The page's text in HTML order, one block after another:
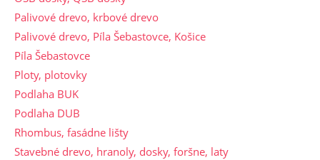
Palivové drevo, krbové drevo
Palivové drevo, Píla Šebastovce, Košice
Píla Šebastovce
Ploty, plotovky
Podlaha BUK
Podlaha DUB
Rhombus, fasádne lišty
Stavebné drevo, hranoly, dosky, foršne, laty